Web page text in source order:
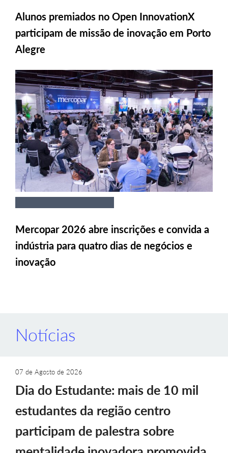
Alunos premiados no Open InnovationX
participam de missão de inovação em Porto
Alegre
Mercopar 2026 abre inscrições e convida a
indústria para quatro dias de negócios e
inovação
Notícias
07 de Agosto de 2026
Dia do Estudante: mais de 10 mil
estudantes da região centro
participam de palestra sobre